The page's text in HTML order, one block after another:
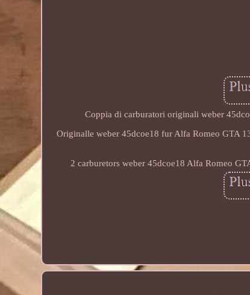
Coppia di carburatori originali weber
Originalle weber 45dcoe18 fur Alfa Romeo GTA
2 carburetors weber 45dcoe18 Alfa Romeo